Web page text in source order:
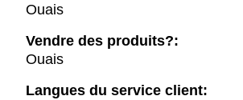
Ouais
Vendre des produits?:
Ouais
Langues du service client: